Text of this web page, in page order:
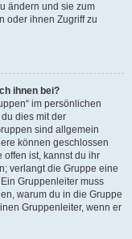
ändern und sie zum
oder ihnen Zugriff zu
ihnen bei?
im persönlichen
dies mit der
sind allgemein
können geschlossen
offen ist, kannst du ihr
verlangt die Gruppe eine
Gruppenleiter muss
warum du in die Gruppe
Gruppenleiter, wenn er